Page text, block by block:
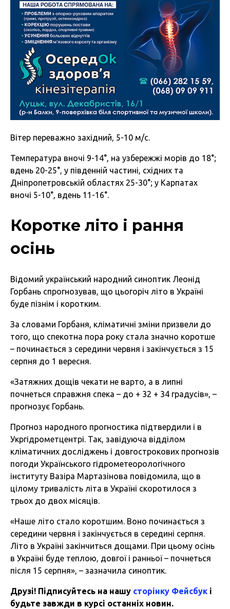
Вітер переважно західний, 5-10 м/с.
Температура вночі 9-14°, на узбережжі морів до 18°;
вдень 20-25°, у південній частині, східних та
Дніпропетровській областях 25-30°; у Карпатах
вночі 5-10°, вдень 11-16°.
Коротке літо і рання
осінь
Відомий український народний синоптик Леонід
Горбань спрогнозував, що цьогоріч літо в Україні
буде пізнім і коротким.
За словами Горбаня, кліматичні зміни призвели до
того, що спекотна пора року стала значно коротше
– починається з середини червня і закінчується з 15
серпня до 1 вересня.
«Затяжних дощів чекати не варто, а в липні
почнеться справжня спека – до + 32 + 34 градусів», –
прогнозує Горбань.
Прогноз народного прогностика підтвердили і в
Укргідрометцентрі. Так, завідуюча відділом
кліматичних досліджень і довгострокових прогнозів
погоди Українського гідрометеорологічного
інституту Вазіра Мартазінова повідомила, що в
цілому тривалість літа в Україні скоротилося з
трьох до двох місяців.
«Наше літо стало коротшим. Воно починається з
середини червня і закінчується в середині серпня.
Літо в Україні закінчиться дощами. При цьому осінь
в Україні буде теплою, довгої і ранньої – почнеться
після 15 серпня», – зазначила синоптик.
Друзі! Підписуйтесь на нашу сторінку Фейсбук і
будьте завжди в курсі останніх новин.